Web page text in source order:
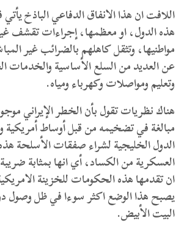
اللافت ان هذا الانفاق الدفاعي الباذخ
هذه الدول، او معظمها، إجراءات تقشف
مواطنيها، وتثقل كاهلهم بالضرائب غير
عن العديد من السلع الأساسية والخدمات
وتعليم ومواصلات وكهرباء ومياه.
هناك نظريات تقول بأن الخطر الإيراني
مبالغة في تضخيمه من قبل أوساط أمريكية
الدول الخليجية لشراء صفقات الأسلحة
العسكرية من الكساد، أي انها بمثابة
ان تقدمها هذه الحكومات للخزينة
يصبح هذا الوضع اكثر سوءا في ظل وصول
البيت الأبيض.